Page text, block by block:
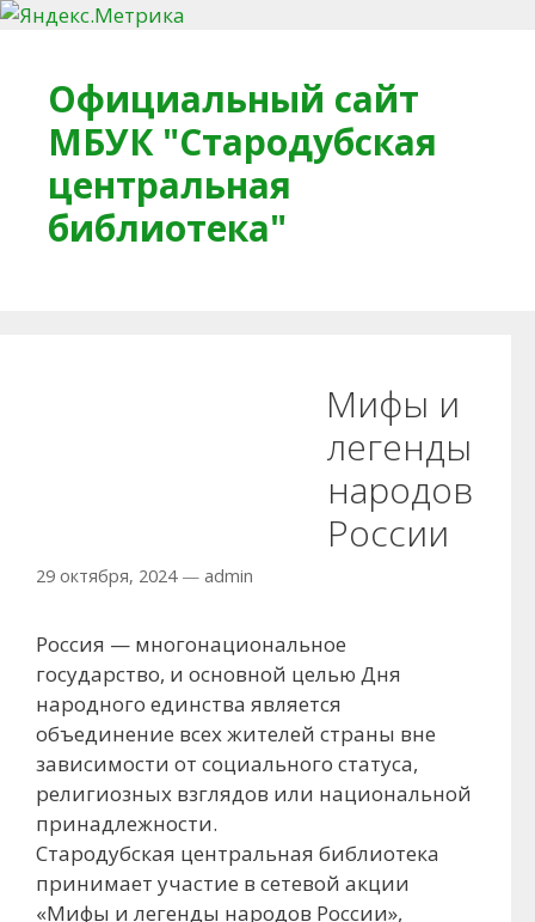
Официальный сайт
МБУК "Стародубская
центральная
библиотека"
Мифы и
легенды
народов
России
29 октября, 2024 — admin
Россия — многонациональное
государство, и основной целью Дня
народного единства является
объединение всех жителей страны вне
зависимости от социального статуса,
религиозных взглядов или национальной
принадлежности.
Стародубская центральная библиотека
принимает участие в сетевой акции
«Мифы и легенды народов России»,